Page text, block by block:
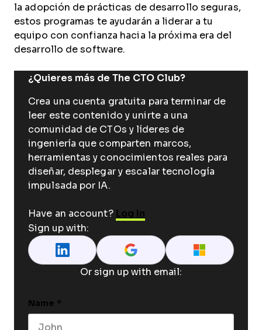
la adopción de prácticas de desarrollo seguras,
estos programas te ayudarán a liderar a tu
equipo con confianza hacia la próxima era del
desarrollo de software.
¿Quieres más de The CTO Club?
Crea una cuenta gratuita para terminar de
leer este contenido y unirte a una
comunidad de CTOs y líderes de
ingeniería que comparten marcos,
herramientas y conocimientos reales para
diseñar, desplegar y escalar tecnología
impulsada por IA.
Have an account? Log In
Sign up with:
Or sign up with email:
Name *